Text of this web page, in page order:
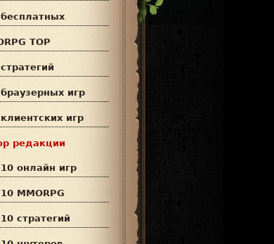
TOP
игр
игр
редакции
онлайн игр
MMORPG
стратегий